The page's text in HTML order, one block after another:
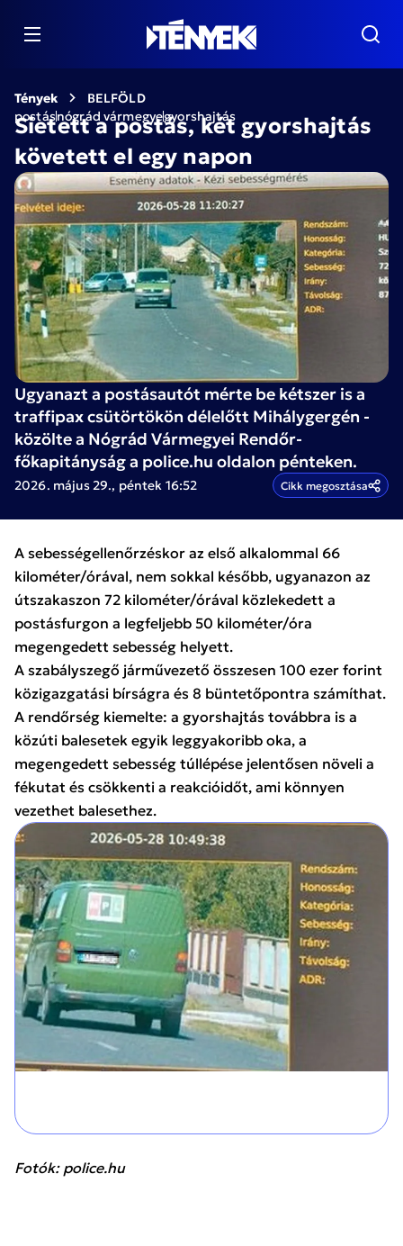
Tények
BELFÖLD
postásnógrád vármegyegyorshajtás
Sietett a postás, két gyorshajtás
követett el egy napon
Ugyanazt a postásautót mérte be kétszer is a
traffipax csütörtökön délelőtt Mihálygergén -
közölte a Nógrád Vármegyei Rendőr-
főkapitányság a police.hu oldalon pénteken.
2026. május 29., péntek 16:52 Cikk megosztása
A sebességellenőrzéskor az első alkalommal 66
kilométer/órával, nem sokkal később, ugyanazon az
útszakaszon 72 kilométer/órával közlekedett a
postásfurgon a legfeljebb 50 kilométer/óra
megengedett sebesség helyett.
A szabályszegő járművezető összesen 100 ezer forint
közigazgatási bírságra és 8 büntetőpontra számíthat.
A rendőrség kiemelte: a gyorshajtás továbbra is a
közúti balesetek egyik leggyakoribb oka, a
megengedett sebesség túllépése jelentősen növeli a
fékutat és csökkenti a reakcióidőt, ami könnyen
vezethet balesethez.
Fotók: police.hu